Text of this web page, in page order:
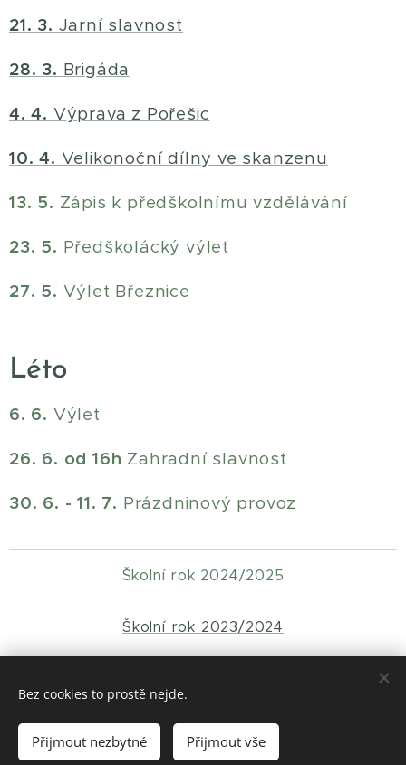
21. 3. Jarní slavnost
28. 3. Brigáda
4. 4. Výprava z Pořešic
10. 4. Velikonoční dílny ve skanzenu
13. 5. Zápis k předškolnímu vzdělávání
23. 5. Předškolácký výlet
27. 5. Výlet Březnice
Léto
6. 6. Výlet
26. 6. od 16h Zahradní slavnost
30. 6. - 11. 7. Prázdninový provoz
Školní rok 2024/2025
Školní rok 2023/2024
Poslední aktualizace: 02. 07. 2026
Vytvořeno službou
Bez cookies to prostě nejde.
Přijmout nezbytné Přijmout vše